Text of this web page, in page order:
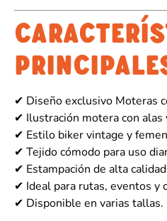
✔ Diseño exclusivo Moteras
✔ Ilustración motera con alas
✔ Estilo biker vintage y
✔ Tejido cómodo para uso
✔ Estampación de alta
✔ Ideal para rutas, eventos y
✔ Disponible en varias tallas.